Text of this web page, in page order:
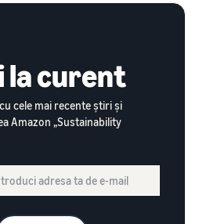
la curent
cele mai recente știri și
Amazon „Sustainability